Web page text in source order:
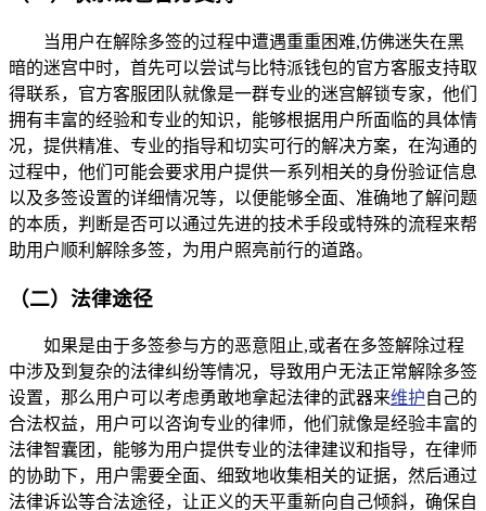
当用户在解除多签的过程中遭遇重重困难,仿佛迷失在黑
暗的迷宫中时，首先可以尝试与比特派钱包的官方客服支持取
得联系，官方客服团队就像是一群专业的迷宫解锁专家，他们
拥有丰富的经验和专业的知识，能够根据用户所面临的具体情
况，提供精准、专业的指导和切实可行的解决方案，在沟通的
过程中，他们可能会要求用户提供一系列相关的身份验证信息
以及多签设置的详细情况等，以便能够全面、准确地了解问题
的本质，判断是否可以通过先进的技术手段或特殊的流程来帮
助用户顺利解除多签，为用户照亮前行的道路。
（二）法律途径
如果是由于多签参与方的恶意阻止,或者在多签解除过程
中涉及到复杂的法律纠纷等情况，导致用户无法正常解除多签
设置，那么用户可以考虑勇敢地拿起法律的武器来维护自己的
合法权益，用户可以咨询专业的律师，他们就像是经验丰富的
法律智囊团，能够为用户提供专业的法律建议和指导，在律师
的协助下，用户需要全面、细致地收集相关的证据，然后通过
法律诉讼等合法途径，让正义的天平重新向自己倾斜，确保自